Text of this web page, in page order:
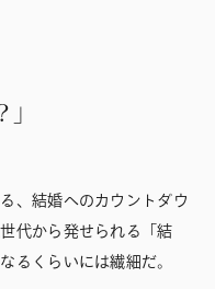
」
、結婚へのカウントダウ
代から発せられる「結
るくらいには繊細だ。